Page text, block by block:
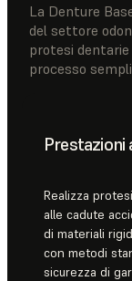
La Denture
del settore
protesi
processo
Prestazioni
Realizza
alle cadute
di materiali
con metodi
sicurezza di